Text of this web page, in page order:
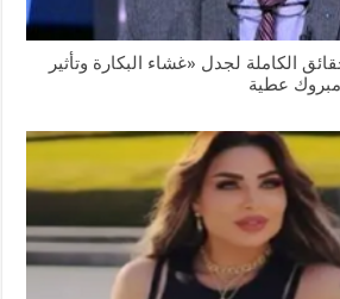
الكاملة لجدل «غشاء البكارة وتأثير
عطية